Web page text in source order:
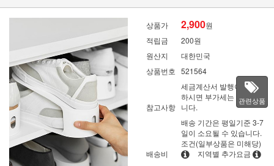
상품가 2,900원
적립금
200원
원산지
대한민국
상품번호 521564
참고사항
세금계산서 발행이 필요
하시면 부가세는 별도입
니다.
배송비
배송 기간은 평일기준 3-7
일이 소요될 수 있습니다.
조건(일부상품은 미해당)
지역별 추가요금
관련상품